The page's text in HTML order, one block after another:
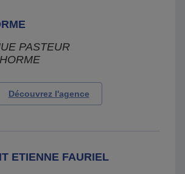
PASTEUR
Découvrez l'agence
ETIENNE FAURIEL